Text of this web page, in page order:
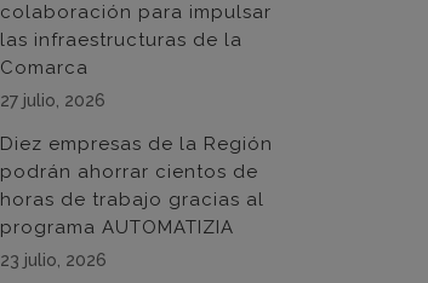
colaboración para impulsar
las infraestructuras de la
Comarca
27 julio, 2026
Diez empresas de la Región
podrán ahorrar cientos de
horas de trabajo gracias al
programa AUTOMATIZIA
23 julio, 2026